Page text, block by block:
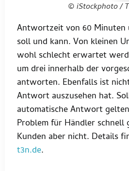
© iStockphoto /
Antwortzeit von 60 Minuten
soll und kann. Von kleinen
wohl schlecht erwartet
um drei innerhalb der
antworten. Ebenfalls ist
Antwort auszusehen hat.
automatische Antwort
Problem für Händler
Kunden aber nicht. Details
t3n.de.